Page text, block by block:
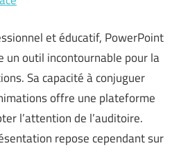
et éducatif, PowerPoint
un outil incontournable pour la
Sa capacité à conjuguer
offre une plateforme
l’attention de l’auditoire.
repose cependant sur